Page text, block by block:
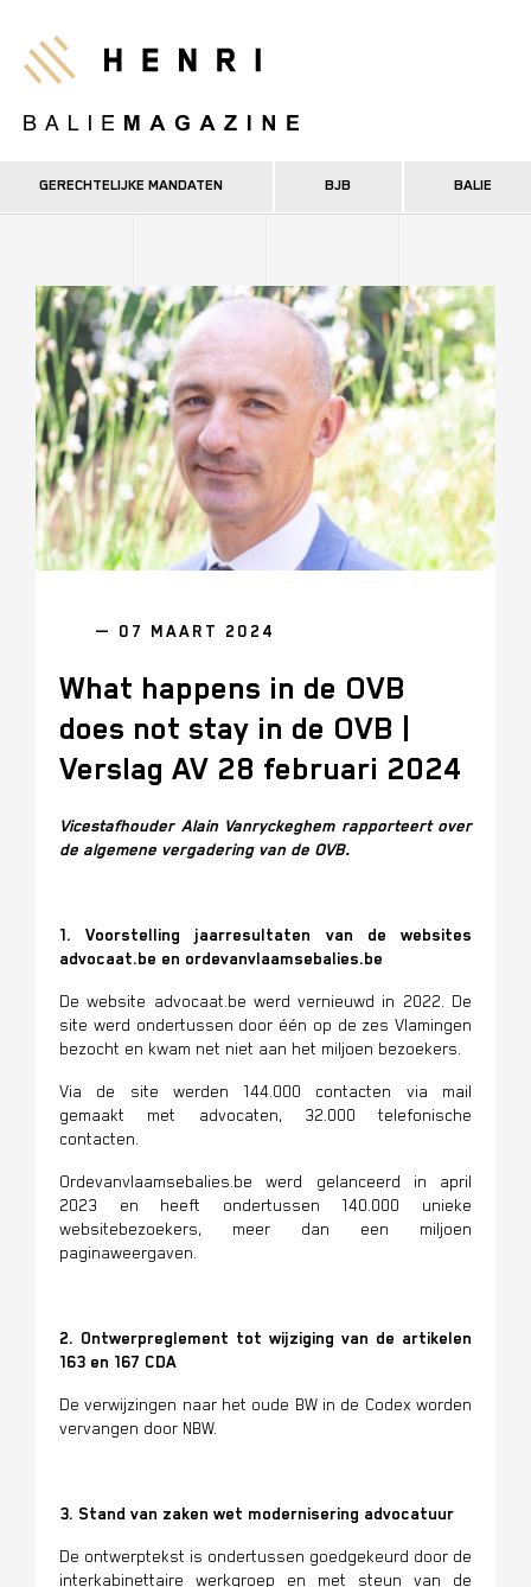
naar
inhoud
Henri
GERECHTELIJKE MANDATEN BJB BALIE
— 07 MAART 2024
What happens in de OVB
does not stay in de OVB |
Verslag AV 28 februari 2024
Vicestafhouder Alain Vanryckeghem rapporteert over
de algemene vergadering van de OVB.
1. Voorstelling jaarresultaten van de websites
advocaat.be en ordevanvlaamsebalies.be
De website advocaat.be werd vernieuwd in 2022. De
site werd ondertussen door één op de zes Vlamingen
bezocht en kwam net niet aan het miljoen bezoekers.
Via de site werden 144.000 contacten via mail
gemaakt met advocaten, 32.000 telefonische
contacten.
Ordevanvlaamsebalies.be werd gelanceerd in april
2023 en heeft ondertussen 140.000 unieke
websitebezoekers, meer dan een miljoen
paginaweergaven.
2. Ontwerpreglement tot wijziging van de artikelen
163 en 167 CDA
De verwijzingen naar het oude BW in de Codex worden
vervangen door NBW.
3. Stand van zaken wet modernisering advocatuur
De ontwerptekst is ondertussen goedgekeurd door de
interkabinettaire werkgroep en met steun van de